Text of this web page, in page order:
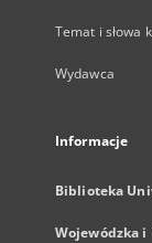
Temat i słowa
Wydawca
Informacje
Biblioteka
Wojewódzka